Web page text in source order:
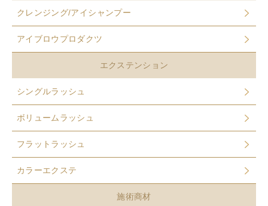
クレンジング/アイシャンプー
アイブロウプロダクツ
エクステンション
シングルラッシュ
ボリュームラッシュ
フラットラッシュ
カラーエクステ
施術商材